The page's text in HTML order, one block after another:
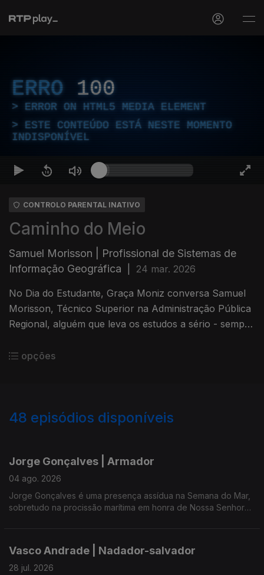
ERRO 100
ERROR ON HTML5 MEDIA ELEMENT
ESTE CONTEÚDO ESTÁ NESTE MOMENTO
INDISPONÍVEL
CONTROLO PARENTAL INATIVO
Caminho do Meio
Samuel Morisson | Profissional de Sistemas de
Informação Geográfica
24 mar. 2026
No Dia do Estudante, Graça Moniz conversa Samuel
Morisson, Técnico Superior na Administração Pública
Regional, alguém que leva os estudos a sério - sempre
Informação Geográfica e Proteção Remota.
opções
48 episódios disponíveis
Jorge Gonçalves | Armador
04 ago. 2026
Jorge Gonçalves é uma presença assídua na Semana do Mar,
sobretudo na procissão marítima em honra de Nossa Senhora
Jorge Gonçalves é também presidente da APEDA, Associação
de Produtores de Espécies Demersais dos Açores.
Vasco Andrade | Nadador-salvador
28 jul. 2026